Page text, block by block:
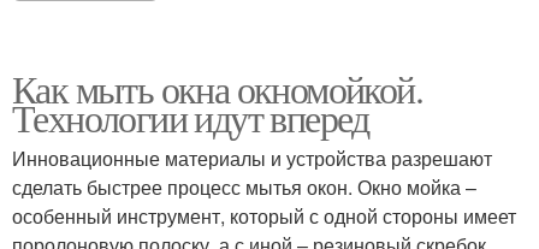
Как мыть окна окномойкой.
Технологии идут вперед
Инновационные материалы и устройства разрешают
сделать быстрее процесс мытья окон. Окно мойка –
особенный инструмент, который с одной стороны имеет